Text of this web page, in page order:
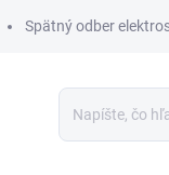
Spätný odber